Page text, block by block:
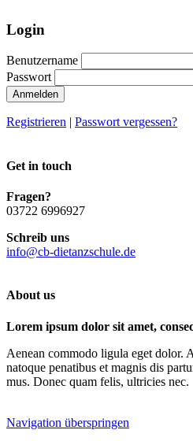
Login
Benutzername
Passwort
Anmelden
Registrieren |Passwort vergessen?
Get in touch
Fragen?
03722 6996927
Schreib uns
info@cb-dietanzschule.de
About us
Lorem ipsum dolor sit amet,
Aenean commodo ligula eget dolor.
natoque penatibus et magnis dis
mus. Donec quam felis, ultricies nec.
Navigation überspringen